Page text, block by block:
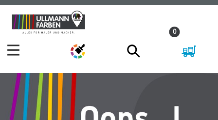
Zum
Inhalt
Zum
Navigationsmenü
0